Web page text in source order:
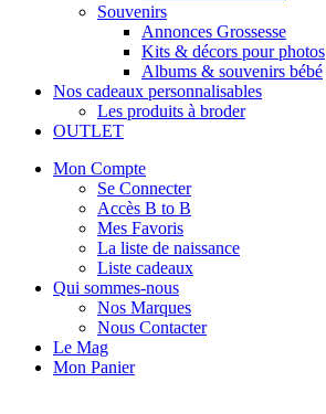
Souvenirs
Annonces Grossesse
Kits & décors pour photos
Albums & souvenirs bébé
Nos cadeaux personnalisables
Les produits à broder
OUTLET
Mon Compte
Se Connecter
Accès B to B
Mes Favoris
La liste de naissance
Liste cadeaux
Qui sommes-nous
Nos Marques
Nous Contacter
Le Mag
Mon Panier